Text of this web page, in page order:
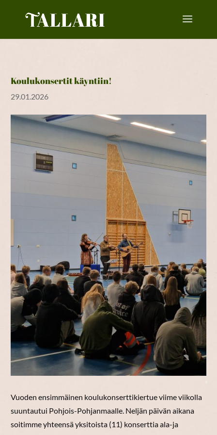
Koulukonsertit käyntiin!
29.01.2026
Vuoden ensimmäinen koulukonserttikiertue viime viikolla
suuntautui Pohjois-Pohjanmaalle. Neljän päivän aikana
soitimme yhteensä yksitoista (11) konserttia ala-ja